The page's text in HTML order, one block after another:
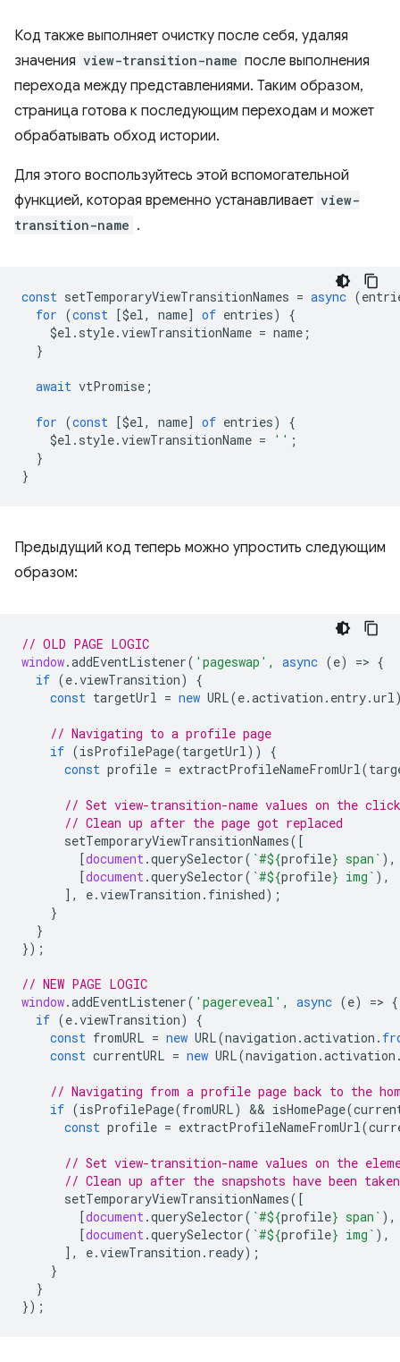
Код также выполняет очистку после себя, удаляя
значения view-transition-name после выполнения
перехода между представлениями. Таким образом,
страница готова к последующим переходам и может
обрабатывать обход истории.
Для этого воспользуйтесь этой вспомогательной
функцией, которая временно устанавливает view-
transition-name .
const setTemporaryViewTransitionNames = async (
for (const [$el , name] of entries)
{
$el . style.viewTransitionName = name ;
}
await vtPromise ;
for (const [$el , name] of entries)
{
$el . style.viewTransitionName = '' ;
}
}
Предыдущий код теперь можно упростить следующим
образом:
// OLD PAGE LOGIC
window.addEventListener( 'pageswap' , async (e) => {
if (e.viewTransition)
{
const targetUrl = new URL(e.activation . entry.url
// Navigating to a profile page
if (isProfilePage(targetUrl ))
{
const profile = extractProfileNameFromUrl (
// Set view-transition-name values on the
// Clean up after the page got replaced
setTemporaryViewTransitionNames([
[document .querySelector( `#${profile} span` ),
[document .querySelector( `#${profile} img` ),
],
e.viewTransition . finished);
}
}
});
// NEW PAGE LOGIC
window.addEventListener( 'pagereveal' , async (e) => {
if (e.viewTransition)
{
const fromURL = new URL(navigation .activation .
const currentURL = new URL(navigation .activation
// Navigating from a profile page back to the
if (isProfilePage(fromURL) && isHomePage(
const profile = extractProfileNameFromUrl (
// Set view-transition-name values on the
// Clean up after the snapshots have been taken
setTemporaryViewTransitionNames([
[document .querySelector( `#${profile} span` ),
[document .querySelector( `#${profile} img` ),
],
e.viewTransition . ready);
}
}
});